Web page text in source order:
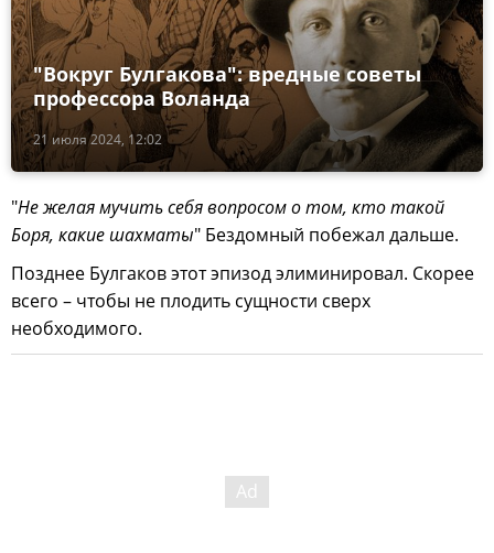
21 июля 2024, 12:02
"Вокруг Булгакова": вредные советы
профессора Воланда
"Не желая мучить себя вопросом о том, кто такой
Боря, какие шахматы" Бездомный побежал дальше.
Позднее Булгаков этот эпизод элиминировал. Скорее
всего – чтобы не плодить сущности сверх
необходимого.